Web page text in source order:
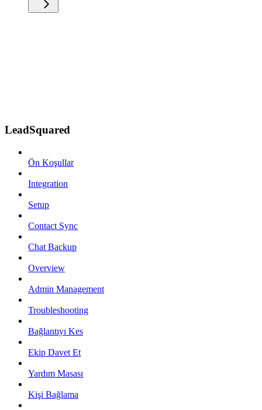
LeadSquared
Ön Koşullar
Integration
Setup
Contact Sync
Chat Backup
Overview
Admin Management
Troubleshooting
Bağlantıyı Kes
Ekip Davet Et
Yardım Masası
Kişi Bağlama